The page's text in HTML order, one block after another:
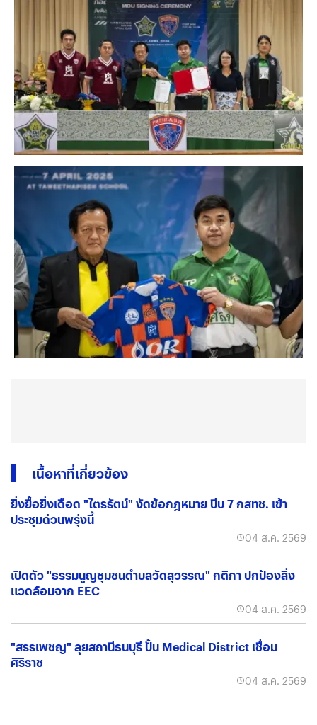
เนื้อหาที่เกี่ยวข้อง
ยิ่งยื้อยิ่งเดือด "ไตรรัตน์" งัดข้อกฎหมาย บีบ 7 กสทช. เข้า
ประชุมด่วนพรุ่งนี้
04 ส.ค. 2569
เปิดตัว "ธรรมนูญชุมชนตำบลวัดสุวรรณ" กติกา ปกป้องสิ่ง
แวดล้อมจาก EEC
04 ส.ค. 2569
"สรรเพชญ" ลุยสถานีธนบุรี ปั้น Medical District เชื่อม
ศิริราช
04 ส.ค. 2569